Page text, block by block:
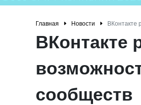
Главная Новости ВКонтакте
ВКонтакте
сообществ